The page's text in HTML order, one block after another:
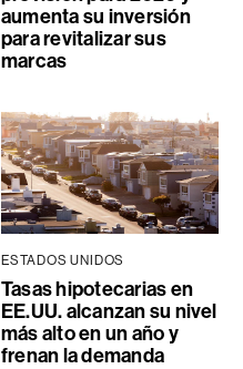
aumenta su inversión
para revitalizar sus
marcas
ESTADOS UNIDOS
Tasas hipotecarias en
EE.UU. alcanzan su nivel
más alto en un año y
frenan la demanda